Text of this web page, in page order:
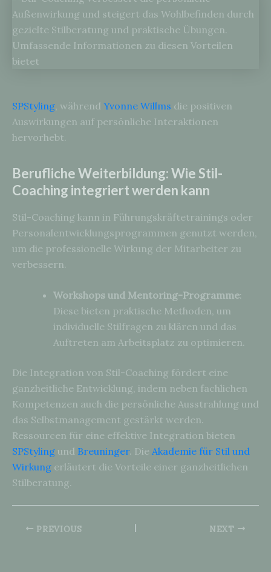
SPStyling, während Yvonne Willms die positiven
Auswirkungen auf persönliche Interaktionen
hervorhebt.
Berufliche Weiterbildung: Wie Stil-
Coaching integriert werden kann
Stil-Coaching kann in Führungskräftetrainings oder
Personalentwicklungsprogrammen genutzt werden,
um die professionelle Wirkung der Mitarbeiter zu
verbessern.
Workshops und Mentoring-Programme:
Diese bieten praktische Methoden, um
individuelle Stilfragen zu klären und das
Auftreten am Arbeitsplatz zu optimieren.
Die Integration von Stil-Coaching fördert eine
ganzheitliche Entwicklung, indem neben fachlichen
Kompetenzen auch die persönliche Ausstrahlung und
das Selbstmanagement gestärkt werden.
Ressourcen für eine effektive Integration bieten
SPStyling und Breuninger. Die Akademie für Stil und
Wirkung erläutert die Vorteile einer ganzheitlichen
Stilberatung.
PREVIOUS NEXT